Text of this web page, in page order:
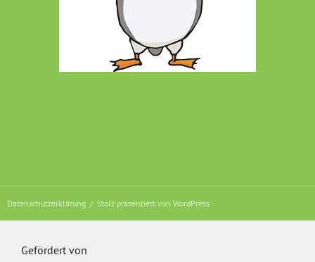
Datenschutzerklärung Stolz präsentiert von WordPress
Gefördert von